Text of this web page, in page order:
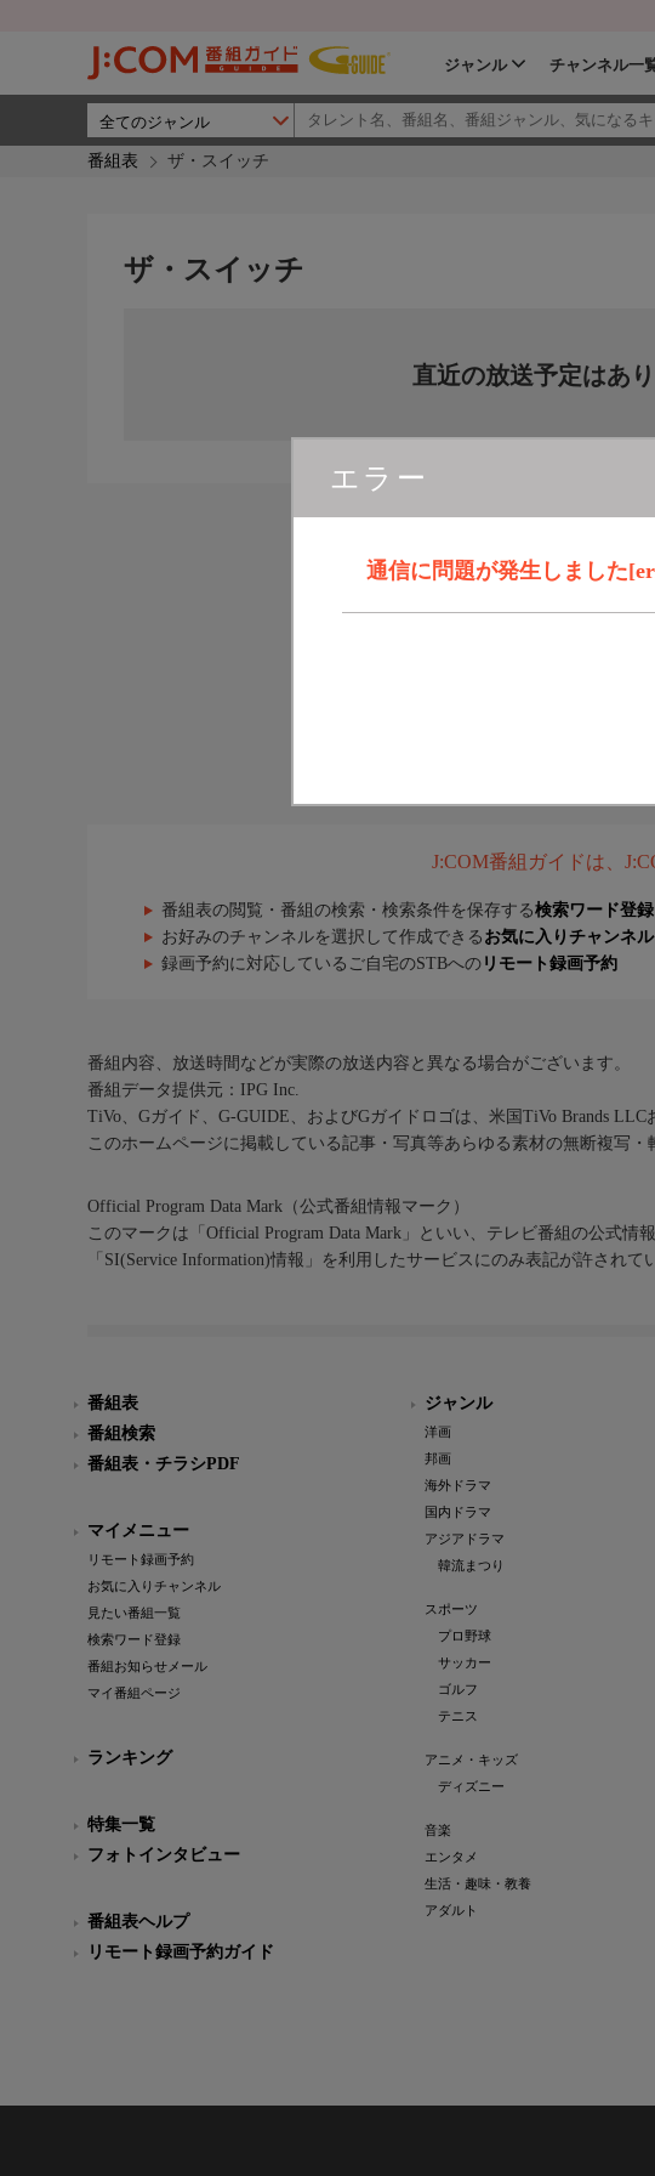
ジャンル チャンネル一
番組表 ザ・スイッチ
エラー
通信に問題が発生しました
ザ・スイッチ
直近の放送予定はあ
J:COM番組ガイドは、
番組表の閲覧・番組の検索・検索条件を保存する検索ワード登録
お好みのチャンネルを選択して作成できる お気に入りチャンネル
録画予約に対応しているご自宅のSTBへの リモート録画予約
番組内容、放送時間などが実際の放送内容と異なる場合がございます。
番組データ提供元：IPG Inc.
TiVo、Gガイド、G-GUIDE、およびGガイドロゴは、米国TiVo Brands
このホームページに掲載している記事・写真等あらゆる素材の無断複写・
Official Program Data Mark（公式番組情報マーク）
このマークは「Official Program Data Mark」といい、テレビ番組の公式情
「SI(Service Information)情報」を利用したサービスにのみ表記が許されて
番組表
番組検索
番組表・チラシPDF
マイメニュー
リモート録画予約
お気に入りチャンネル
見たい番組一覧
検索ワード登録
番組お知らせメール
マイ番組ページ
ランキング
特集一覧
フォトインタビュー
番組表ヘルプ
リモート録画予約ガイド
ジャンル
洋画
邦画
海外ドラマ
国内ドラマ
アジアドラマ
韓流まつり
スポーツ
プロ野球
サッカー
ゴルフ
テニス
アニメ・キッズ
ディズニー
音楽
エンタメ
生活・趣味・教養
アダルト